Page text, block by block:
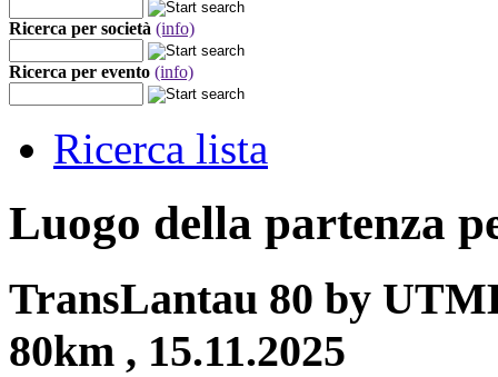
Ricerca per società (info)
Ricerca per evento (info)
Ricerca lista
Luogo della partenza
TransLantau 80 by
80km , 15.11.2025